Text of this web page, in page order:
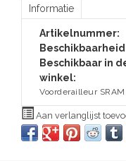
Informatie
Artikelnummer:
Beschikbaar in
winkel:
Voorderailleur
Aan verlanglijst